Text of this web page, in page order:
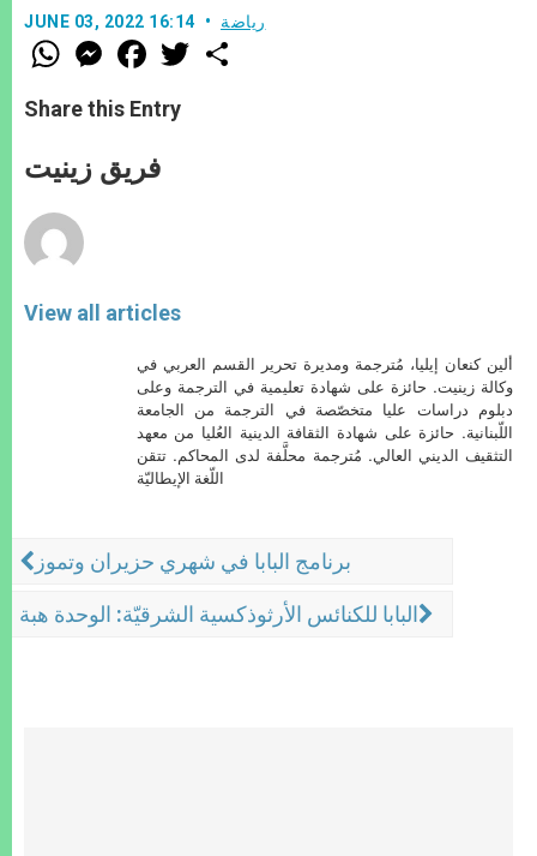
JUNE 03, 2022 16:14 رياضة
W
h
t
s
p
p
M
e
s
e
g
e
F
a
e
b
o
k
w
Share this Entry
فريق زينيت
View all articles
ألين كنعان إيليا، مُترجمة ومديرة تحرير القسم العربي في
وكالة زينيت. حائزة على شهادة تعليمية في الترجمة وعلى
دبلوم دراسات عليا متخصّصة في الترجمة من الجامعة
اللّبنانية. حائزة على شهادة الثقافة الدينية العُليا من معهد
التثقيف الديني العالي. مُترجمة محلَّفة لدى المحاكم. تتقن
اللّغة الإيطاليّة
برنامج البابا في شهري حزيران وتموز
البابا للكنائس الأرثوذكسية الشرقيّة: الوحدة هبة